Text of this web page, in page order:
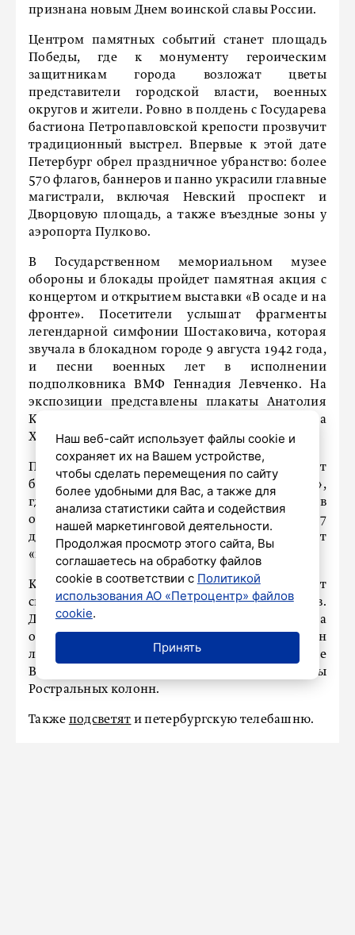
признана новым Днем воинской славы России.
Центром памятных событий станет площадь
Победы, где к монументу героическим
защитникам города возложат цветы
представители городской власти, военных
округов и жители. Ровно в полдень с Государева
бастиона Петропавловской крепости прозвучит
традиционный выстрел. Впервые к этой дате
Петербург обрел праздничное убранство: более
570 флагов, баннеров и панно украсили главные
магистрали, включая Невский проспект и
Дворцовую площадь, а также въездные зоны у
аэропорта Пулково.
В Государственном мемориальном музее
обороны и блокады пройдет памятная акция с
концертом и открытием выставки «В осаде и на
фронте». Посетители услышат фрагменты
легендарной симфонии Шостаковича, которая
звучала в блокадном городе 9 августа 1942 года,
и песни военных лет в исполнении
подполковника ВМФ Геннадия Левченко. На
экспозиции представлены плакаты Анатолия
Казанцева и окопные зарисовки Александра
Харшака, созданные прямо на передовой.
Петропавловская крепость проведет
бесплатную экскурсию «Блокадная повесть»,
где гостям расскажут о роли твердыни в
обороне города и жизни людей в те суровые 1127
дней битвы, которую историки называют
«малой Великой Отечественной войной».
Кульминацией вечерней программы станет
специальная подсветка городских переправ.
Дворцовый, Троицкий мосты и мост Бетанкура
окрасятся в оливковый и зеленый цвета — в тон
ленты Ленинградской Победы, а на Стрелке
Васильевского острова зажгут факелы
Ростральных колонн.
Также подсветят и петербургскую телебашню.
Наш веб-сайт использует файлы cookie и
сохраняет их на Вашем устройстве,
чтобы сделать перемещения по сайту
более удобными для Вас, а также для
анализа статистики сайта и содействия
нашей маркетинговой деятельности.
Продолжая просмотр этого сайта, Вы
соглашаетесь на обработку файлов
cookie в соответствии с Политикой
использования АО «Петроцентр» файлов
cookie.
Принять